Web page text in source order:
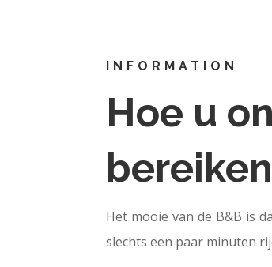
INFORMATION
Hoe u
bereiken
Het mooie van de B&B is
slechts een paar minuten